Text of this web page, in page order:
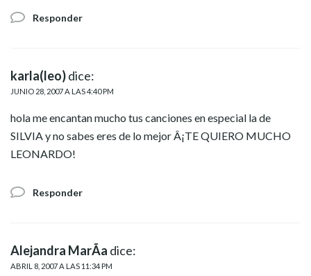
Responder
karla(leo)dice:
JUNIO 28, 2007 A LAS 4:40 PM
hola me encantan mucho tus canciones en especial la de
SILVIA y no sabes eres de lo mejor Â¡TE QUIERO MUCHO
LEONARDO!
Responder
Alejandra MarÃ­a dice:
ABRIL 8, 2007 A LAS 11:34 PM